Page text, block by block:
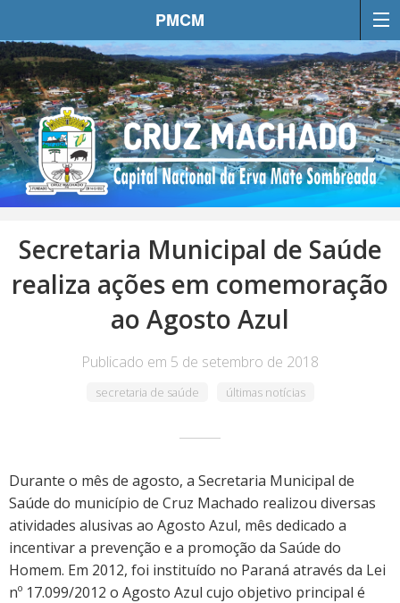
PMCM
Secretaria Municipal de Saúde
realiza ações em comemoração
ao Agosto Azul
Publicado em 5 de setembro de 2018
secretaria de saúde últimas notícias
Durante o mês de agosto, a Secretaria Municipal de
Saúde do município de Cruz Machado realizou diversas
atividades alusivas ao Agosto Azul, mês dedicado a
incentivar a prevenção e a promoção da Saúde do
Homem. Em 2012, foi instituído no Paraná através da Lei
nº 17.099/2012 o Agosto Azul cujo objetivo principal é